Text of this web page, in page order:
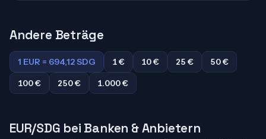
Andere Beträge
1 EUR = 694,12 SDG 1 € 10 € 25 €
50 €
100 €
250 € 1.000 €
EUR/SDG bei Banken & Anbietern